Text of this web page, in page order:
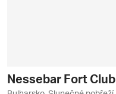
Nessebar Fort Club